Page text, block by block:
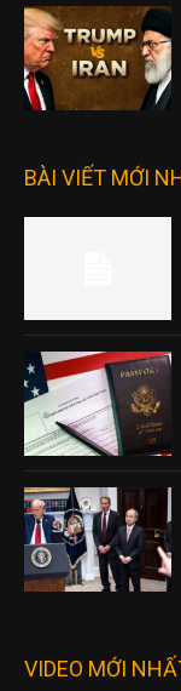
BÀI VIẾT MỚI
VIDEO MỚI